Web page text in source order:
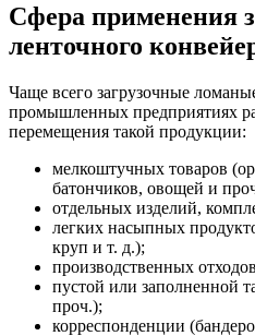
Сфера применения
ленточного
Чаще всего загрузочные
промышленных предприятиях
перемещения такой продукции:
мелкоштучных товаров
батончиков, овощей и
отдельных изделий,
легких насыпных
круп и т. д.);
производственных
пустой или заполненной
проч.);
корреспонденции